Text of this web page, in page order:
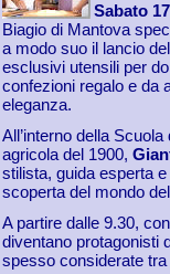
Sabato
Biagio di Mantova
a modo suo il lancio
esclusivi utensili per
confezioni regalo e da
eleganza.
All’interno della
agricola del 1900,
stilista, guida esperta
scoperta del mondo
A partire dalle 9.30,
diventano protagonisti
spesso considerate